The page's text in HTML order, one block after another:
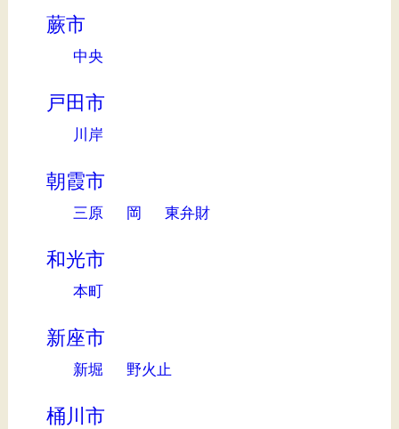
蕨市
中央
戸田市
川岸
朝霞市
三原 岡 東弁財
和光市
本町
新座市
新堀 野火止
桶川市